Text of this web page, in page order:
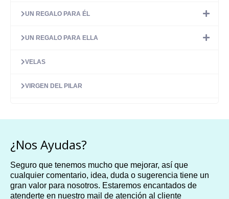
UN REGALO PARA ÉL
UN REGALO PARA ELLA
VELAS
VIRGEN DEL PILAR
¿Nos Ayudas?
Seguro que tenemos mucho que mejorar, así que
cualquier comentario, idea, duda o sugerencia tiene un
gran valor para nosotros. Estaremos encantados de
atenderte en nuestro mail de atención al cliente